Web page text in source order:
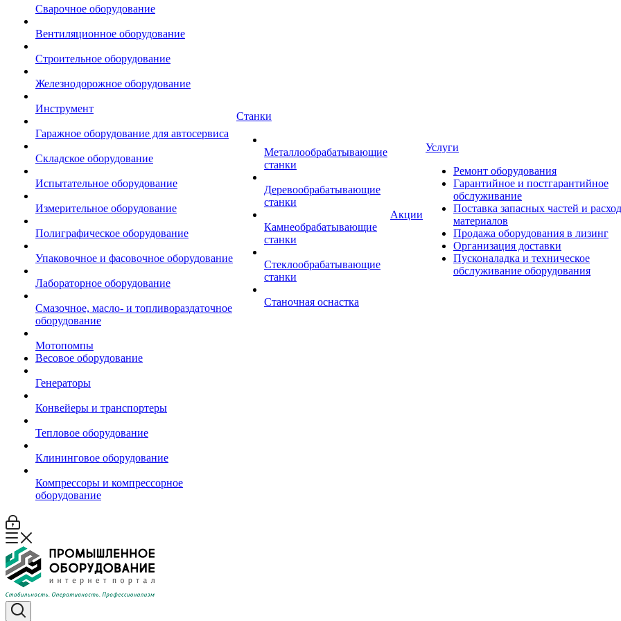
Сварочное оборудование
Вентиляционное оборудование
Строительное оборудование
Железнодорожное оборудование
Инструмент
Гаражное оборудование для автосервиса
Складское оборудование
Испытательное оборудование
Измерительное оборудование
Полиграфическое оборудование
Упаковочное и фасовочное оборудование
Лабораторное оборудование
Смазочное, масло- и топливораздаточное
оборудование
Мотопомпы
Весовое оборудование
Генераторы
Конвейеры и транспортеры
Тепловое оборудование
Клининговое оборудование
Компрессоры и компрессорное
оборудование
Станки
Металлообрабатывающие
станки
Деревообрабатывающие
станки
Камнеобрабатывающие
станки
Стеклообрабатывающие
станки
Станочная оснастка
Акции
Услуги
Ремонт оборудования
Гарантийное и постгарантийное
обслуживание
Поставка запасных частей и
материалов
Продажа оборудования в лизинг
Организация доставки
Пусконаладка и техническое
обслуживание оборудования